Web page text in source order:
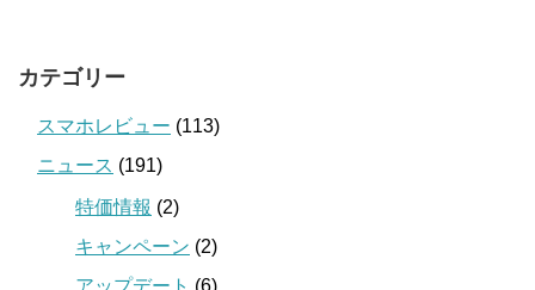
カテゴリー
スマホレビュー (113)
ニュース (191)
特価情報 (2)
キャンペーン (2)